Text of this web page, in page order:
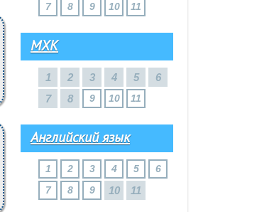
7
8 9 10 11
МХК
1 2 3 4 5
6
7
8 9 10 11
Английский язык
1 2 3 4 5
6
7
8 9 10 11